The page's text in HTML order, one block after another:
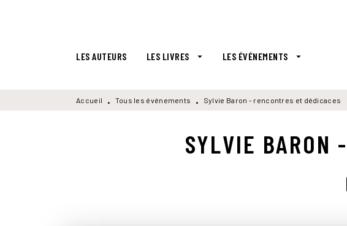
LES AUTEURS LES LIVRES arrow_drop_down LES ÉVÉNEMENTS arrow_drop_down
Accueil • Tous les événements • Sylvie Baron - rencontres et dédicaces
SYLVIE BARON